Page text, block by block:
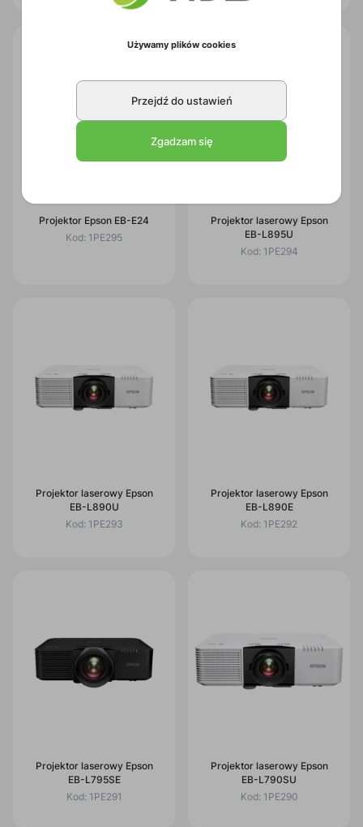
Projektor Epson EB-E24
Kod: 1PE295
Projektor laserowy Epson
EB-L895U
Kod: 1PE294
Projektor laserowy Epson
EB-L890U
Kod: 1PE293
Projektor laserowy Epson
EB-L890E
Kod: 1PE292
Projektor laserowy Epson
EB-L795SE
Kod: 1PE291
Projektor laserowy Epson
EB-L790SU
Kod: 1PE290
Używamy plików cookies
Przejdź do ustawień
Zgadzam się